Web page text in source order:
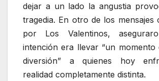
dejar a un lado la angustia
tragedia. En otro de los mensajes
por Los Valentinos,
intención era llevar “un momento
diversión” a quienes hoy
realidad completamente distinta.